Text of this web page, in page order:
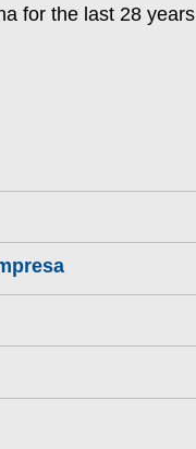
for the last 28